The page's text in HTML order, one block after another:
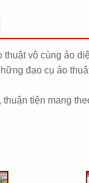
vô cùng ảo
đạo cụ ảo
thuận tiện mang